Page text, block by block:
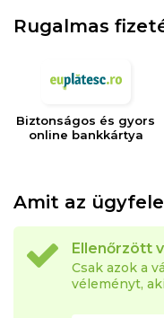
Rugalmas
Biztonságos és gyors
online bankkártya
Amit az
Ellenőrzött
Csak azok a
véleményt,